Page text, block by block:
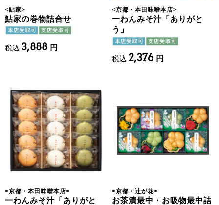
<鮎家>
鮎家の巻物詰合せ
税込 3,888 円
<京都・本田味噌本店>
一わんみそ汁「ありがと
う」
税込 2,376 円
<京都・本田味噌本店>
一わんみそ汁「ありがと
<京都・辻が花>
お茶漬最中・お吸物最中詰